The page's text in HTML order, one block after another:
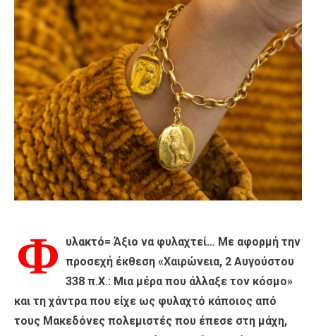
Φ
υλακτό= Άξιο να φυλαχτεί… Με αφορμή την
προσεχή έκθεση «Χαιρώνεια, 2 Αυγούστου
338 π.Χ.: Μια μέρα που άλλαξε τον κόσμο»
και τη χάντρα που είχε ως φυλαχτό κάποιος από
τους Μακεδόνες πολεμιστές που έπεσε στη μάχη,